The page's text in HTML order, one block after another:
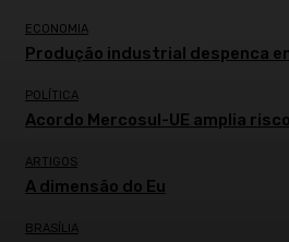
ECONOMIA
Produção industrial despenca
POLÍTICA
Acordo Mercosul-UE amplia
ARTIGOS
A dimensão do Eu
BRASÍLIA